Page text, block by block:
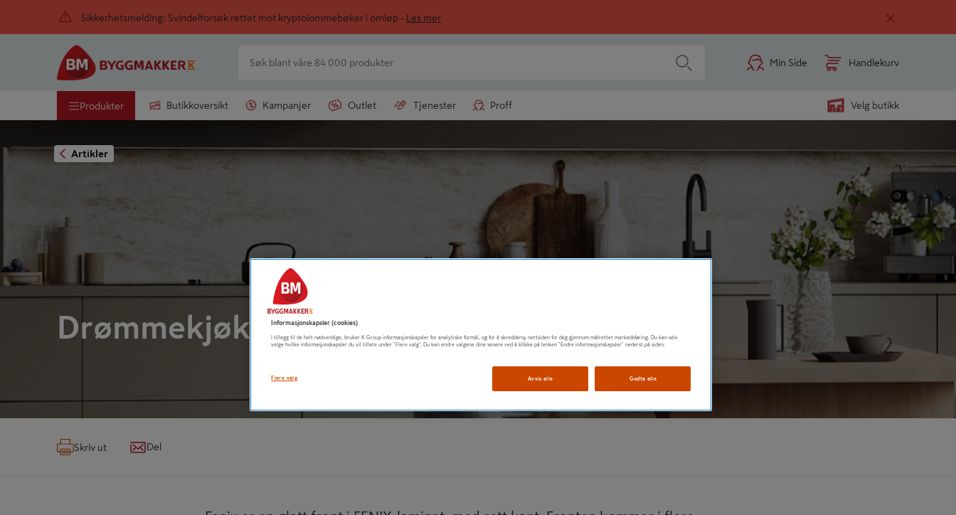
Sikkerhetsmelding: Svindelforsøk rettet mot kryptolommebøker i omløp - Les mer
Min Side Handlekurv
Produkter Butikkoversikt Kampanjer Outlet Tjenester Proff Velg butikk
Artikler
Drømmekjøkkenet Fenix
Skriv ut Del
Informasjonskapsler (cookies)
I tillegg til de helt nødvendige, bruker K Group informasjonskapsler for analytiske formål, og for å skreddersy nettsiden for deg gjennom målrettet markedsføring. Du kan selv
velge hvilke informasjonskapsler du vil tillate under "Flere valg". Du kan endre valgene dine senere ved å klikke på lenken "Endre informasjonskapsler" nederst på siden.
Flere valg Avvis alle Godta alle